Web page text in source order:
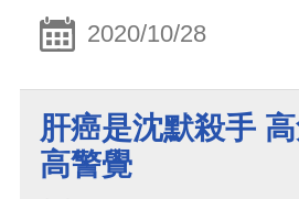
2020/10/28
肝癌是沈默殺手
高警覺